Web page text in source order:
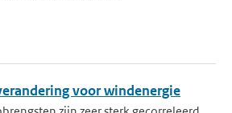
voor windenergie